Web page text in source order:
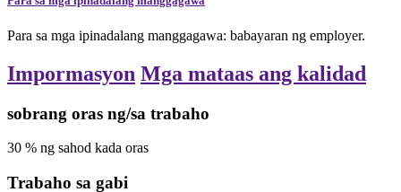
Para sa mga ipinadalang manggagawa: babayaran ng employer.
Impormasyon Mga mataas ang kalidad
sobrang oras ng/sa trabaho
30 % ng sahod kada oras
Trabaho sa gabi